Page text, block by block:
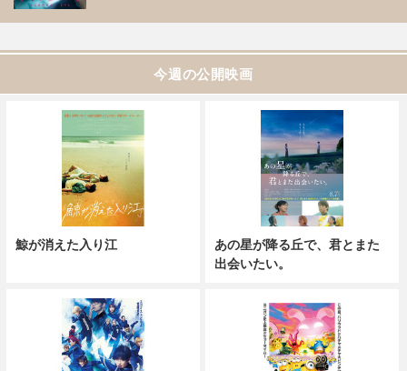
今週の公開映画
鯨が消えた入り江
あの星が降る丘で、君とまた
出会いたい。